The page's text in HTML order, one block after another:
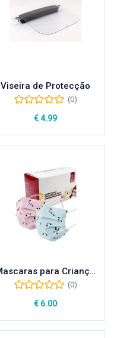
Viseira de Protecção
(0)
€4.99
Mascaras para Criança c/ figuras (50 Unid)
(0)
€ 6.00